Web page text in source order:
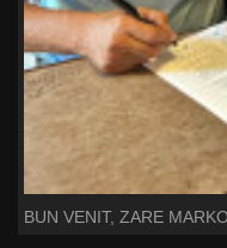
BUN VENIT, ZARE